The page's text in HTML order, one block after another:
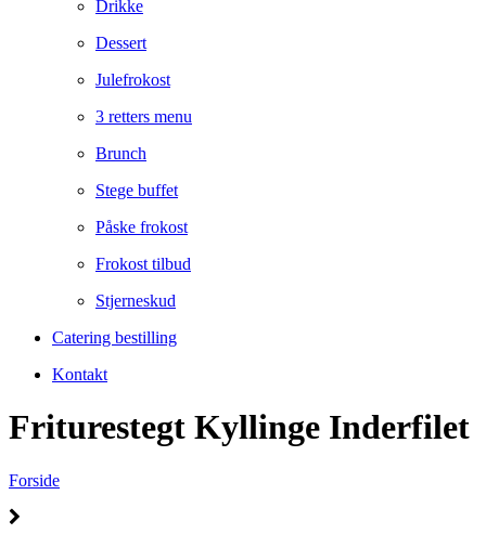
Drikke
Dessert
Julefrokost
3 retters menu
Brunch
Stege buffet
Påske frokost
Frokost tilbud
Stjerneskud
Catering bestilling
Kontakt
Friturestegt Kyllinge Inderfilet
Forside